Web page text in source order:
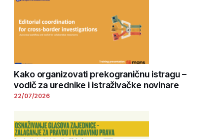
Kako organizovati prekograničnu istragu –
vodič za urednike i istraživačke novinare
22/07/2026